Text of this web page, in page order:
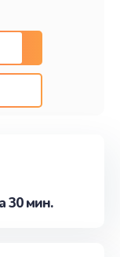
ремонт с
а
на
30 мин.